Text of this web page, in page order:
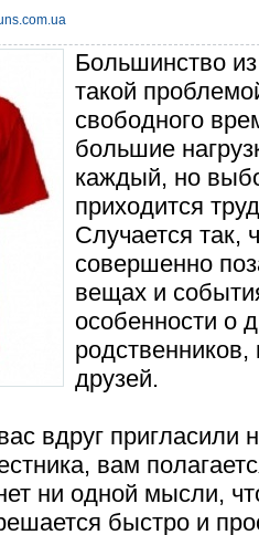
Большинство
такой
свободного
большие
каждый, но
приходится
Случается
совершенно
вещах и
особенности о
родственников,
друзей.
вдруг
вам
ни одной мысли,
быстро и